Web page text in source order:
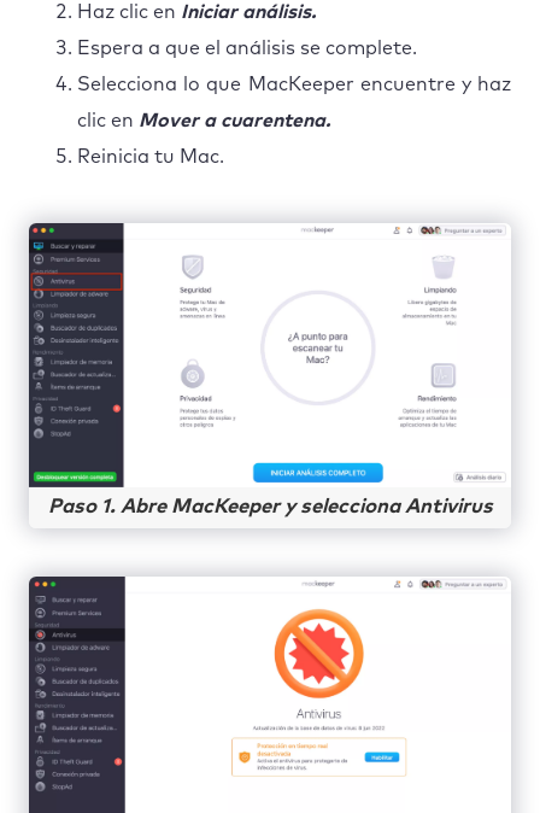
Haz clic en Iniciar análisis.
Espera a que el análisis se complete.
Selecciona lo que MacKeeper encuentre y haz
clic en Mover a cuarentena.
Reinicia tu Mac.
Paso 1. Abre MacKeeper y selecciona Antivirus